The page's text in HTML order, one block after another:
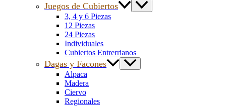
Juegos de Cubiertos
3, 4 y 6 Piezas
12 Piezas
24 Piezas
Individuales
Cubiertos Entrerrianos
Dagas y Facones
Alpaca
Madera
Ciervo
Regionales